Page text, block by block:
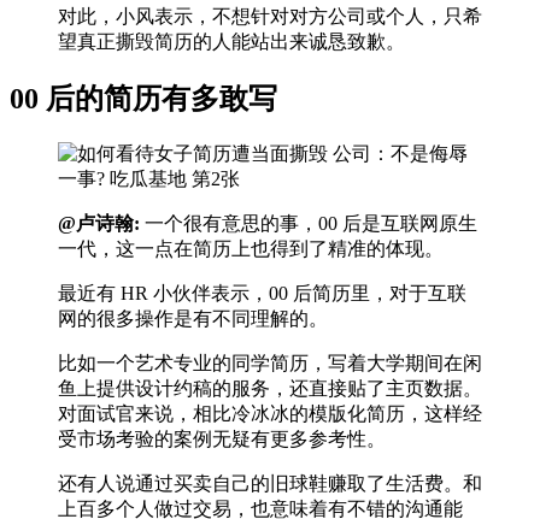
对此，小风表示，不想针对对方公司或个人，只希
望真正撕毁简历的人能站出来诚恳致歉。
00 后的简历有多敢写
@卢诗翰: 一个很有意思的事，00 后是互联网原生
一代，这一点在简历上也得到了精准的体现。
最近有 HR 小伙伴表示，00 后简历里，对于互联
网的很多操作是有不同理解的。
比如一个艺术专业的同学简历，写着大学期间在闲
鱼上提供设计约稿的服务，还直接贴了主页数据。
对面试官来说，相比冷冰冰的模版化简历，这样经
受市场考验的案例无疑有更多参考性。
还有人说通过买卖自己的旧球鞋赚取了生活费。和
上百多个人做过交易，也意味着有不错的沟通能